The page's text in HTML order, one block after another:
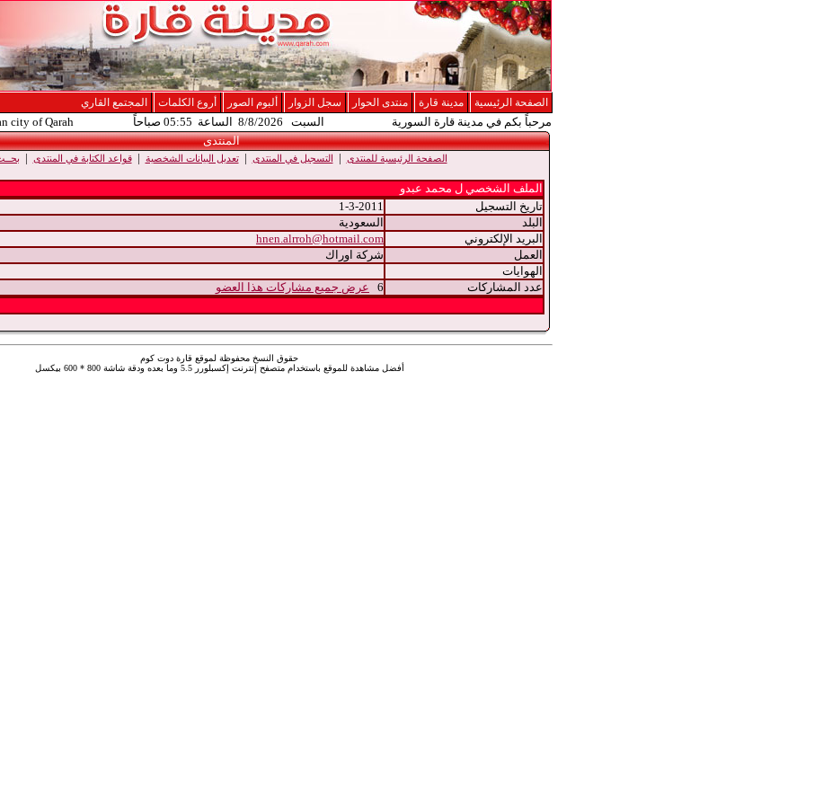
الصفحة الرئيسية مدينة قارة منتدى الحوار سجل الزوار ألبوم الصور أروع الكلمات المجتمع القاري
مرحباً بكم في مدينة قارة السورية السبت 8/8/2026 الساعة 05:55 صباحاً
city of Qarah
المنتدى
الصفحة الرئيسية للمنتدى | التسجيل في المنتدى |تعديل البيانات الشخصية |قواعد الكتابة في المنتدى |
الملف الشخصي ل محمد عبدو
تاريخ التسجيل
1-3-2011
البلد
السعودية
البريد الإلكتروني
hnen.alrroh@hotmail.com
العمل
شركة اوراك
الهوايات
عدد المشاركات
6 عرض جميع مشاركات هذا العضو
حقوق النسخ محفوظة لموقع قارة دوت كوم
أفضل مشاهدة للموقع باستخدام متصفح إنترنت إكسبلورر 5.5 وما بعده ودقة شاشة 800 * 600 بيكسل